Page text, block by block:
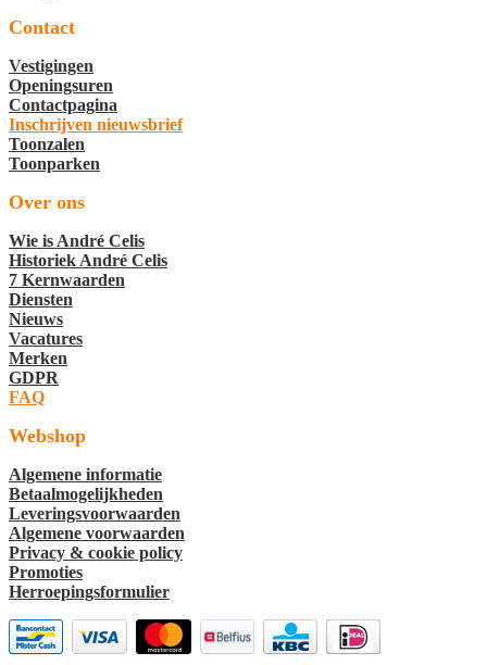
Contact
Vestigingen
Openingsuren
Contactpagina
Inschrijven nieuwsbrief
Toonzalen
Toonparken
Over ons
Wie is André Celis
Historiek André Celis
7 Kernwaarden
Diensten
Nieuws
Vacatures
Merken
GDPR
FAQ
Webshop
Algemene informatie
Betaalmogelijkheden
Leveringsvoorwaarden
Algemene voorwaarden
Privacy & cookie policy
Promoties
Herroepingsformulier